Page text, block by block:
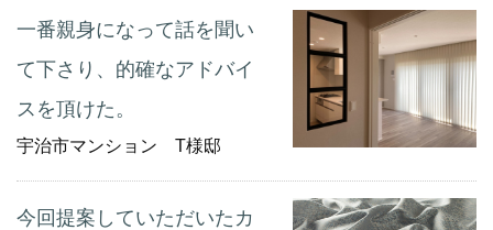
一番親身になって話を聞い
て下さり、的確なアドバイ
スを頂けた。
宇治市マンション T様邸
今回提案していただいたカ